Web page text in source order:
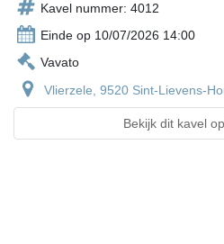
Kavel nummer: 4012
Einde op 10/07/2026 14:00
Vavato
Vlierzele, 9520 Sint-Lievens-
Bekijk dit kavel